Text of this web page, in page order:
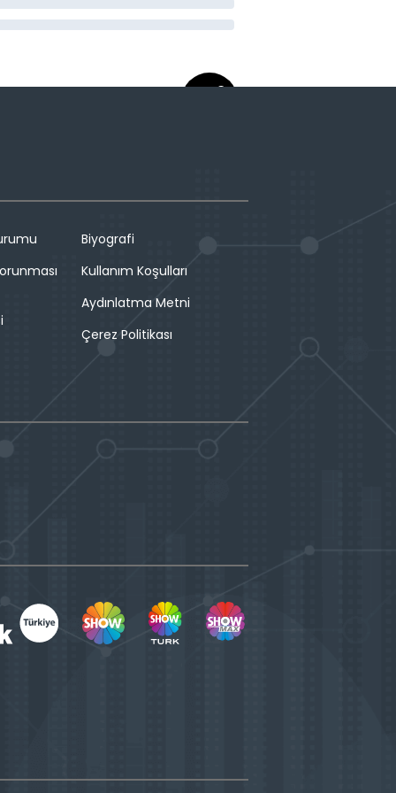
Biyografi
Kullanım Koşulları
Aydınlatma Metni
Çerez Politikası